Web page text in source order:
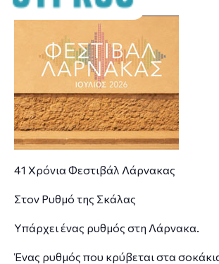
41 Χρόνια Φεστιβάλ Λάρνακας
Στον Ρυθμό της Σκάλας
Υπάρχει ένας ρυθμός στη Λάρνακα.
Ένας ρυθμός που κρύβεται στα